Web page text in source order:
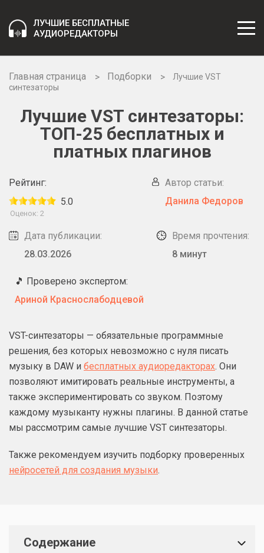
ЛУЧШИЕ БЕСПЛАТНЫЕ
АУДИОРЕДАКТОРЫ
Главная страница Подборки
Лучшие VST
синтезаторы
Лучшие VST синтезаторы:
ТОП-25 бесплатных и
платных плагинов
Рейтинг:
5.0
Оценок: 2
Автор статьи:
Данила Федоров
Дата публикации:
28.03.2026
Время прочтения:
8 минут
🎵 Проверено экспертом:
Ариной Краснослабодцевой
VST-синтезаторы — обязательные программные
решения, без которых невозможно с нуля писать
музыку в DAW и бесплатных аудиоредакторах. Они
позволяют имитировать реальные инструменты, а
также экспериментировать со звуком. Поэтому
каждому музыканту нужны плагины. В данной статье
мы рассмотрим самые лучшие VST синтезаторы.
Также рекомендуем изучить подборку проверенных
нейросетей для создания музыки.
Содержание